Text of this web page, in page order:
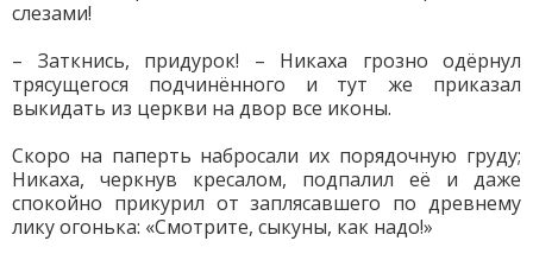
слезами!
– Заткнись, придурок! – Никаха грозно одёрнул
трясущегося подчинённого и тут же приказал
выкидать из церкви на двор все иконы.
Скоро на паперть набросали их порядочную груду;
Никаха, черкнув кресалом, подпалил её и даже
спокойно прикурил от заплясавшего по древнему
лику огонька: «Смотрите, сыкуны, как надо!»